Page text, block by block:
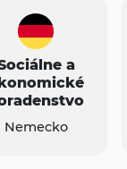
a
Nemecko